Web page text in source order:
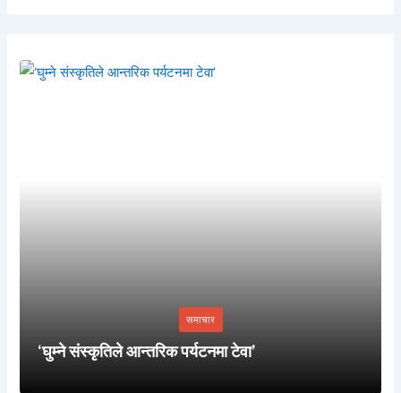
समाचार
‘घुम्ने संस्कृतिले आन्तरिक पर्यटनमा टेवा’